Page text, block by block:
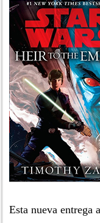
Esta nueva entrega